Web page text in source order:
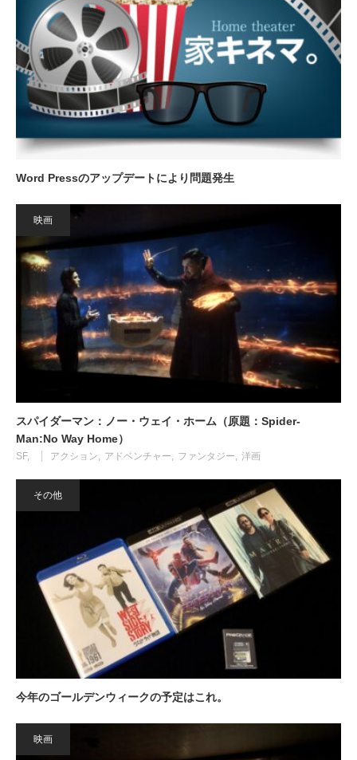
Word Pressのアップデートにより問題発生
映画
スパイダーマン：ノー・ウェイ・ホーム（原題：Spider-
Man:No Way Home）
SF アクション アドベンチャー ファンタジー 洋画
その他
今年のゴールデンウィークの予定はこれ。
映画